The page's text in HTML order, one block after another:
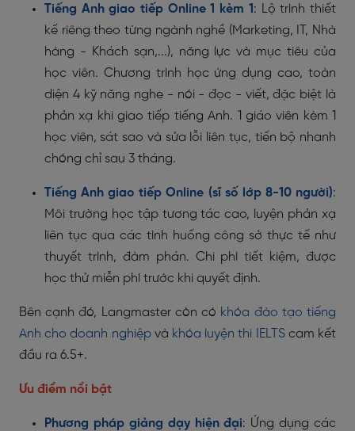
Tiếng Anh giao tiếp Online 1 kèm 1 : Lộ trình thiết
kế riêng theo từng ngành nghề (Marketing, IT, Nhà
hàng - Khách sạn,...), năng lực và mục tiêu của
học viên. Chương trình học ứng dụng cao, toàn
diện 4 kỹ năng nghe - nói - đọc - viết, đặc biệt là
phản xạ khi giao tiếp tiếng Anh. 1 giáo viên kèm 1
học viên, sát sao và sửa lỗi liên tục, tiến bộ nhanh
chóng chỉ sau 3 tháng.
Tiếng Anh giao tiếp Online (sĩ số lớp 8-10 người):
Môi trường học tập tương tác cao, luyện phản xạ
liên tục qua các tình huống công sở thực tế như
thuyết trình, đàm phán. Chi phí tiết kiệm, được
học thử miễn phí trước khi quyết định.
Bên cạnh đó, Langmaster còn có khóa đào tạo tiếng
Anh cho doanh nghiệpvà khóa luyện thi IELTScam kết
đầu ra 6.5+.
Ưu điểm nổi bật
Phương pháp giảng dạy hiện đại: Ứng dụng các